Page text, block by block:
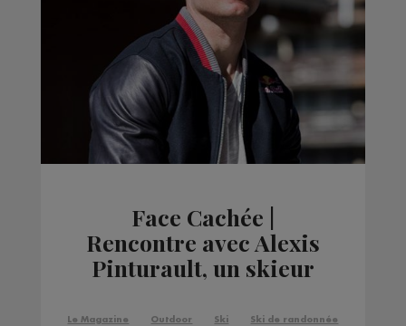
Face Cachée |
Rencontre avec Alexis
Pinturault, un skieur
Le Magazine Outdoor Ski Ski de randonnée